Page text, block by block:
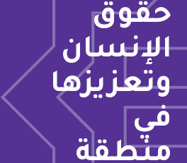
حقوق
الإنسان
وتعزيزها
في
منطقة